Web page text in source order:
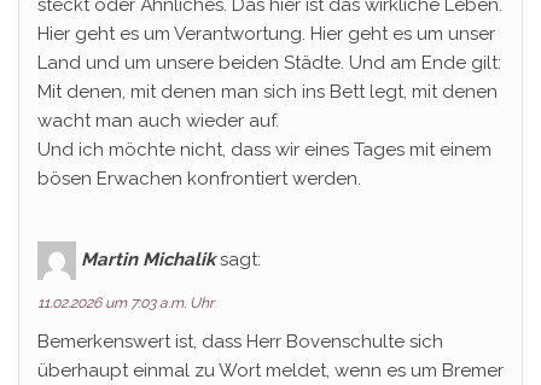
steckt oder Ähnliches. Das hier ist das wirkliche Leben.
Hier geht es um Verantwortung. Hier geht es um unser
Land und um unsere beiden Städte. Und am Ende gilt:
Mit denen, mit denen man sich ins Bett legt, mit denen
wacht man auch wieder auf.
Und ich möchte nicht, dass wir eines Tages mit einem
bösen Erwachen konfrontiert werden.
Martin Michalik sagt:
11.02.2026 um 7:03 a.m. Uhr
Bemerkenswert ist, dass Herr Bovenschulte sich
überhaupt einmal zu Wort meldet, wenn es um Bremer